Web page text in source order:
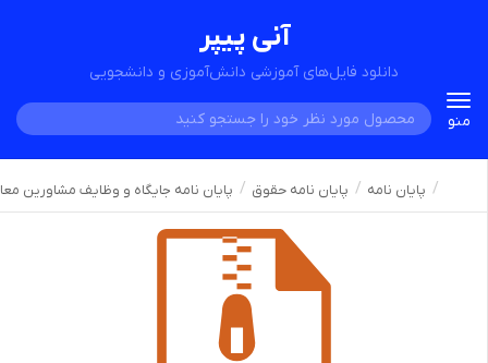
آنی پیپر
دانلود فایل‌های آموزشی دانش‌آموزی و دانشجویی
Toggle
navigation
منو
پایان نامه پایان نامه حقوق پایان نامه جایگاه و وظایف مشاورین